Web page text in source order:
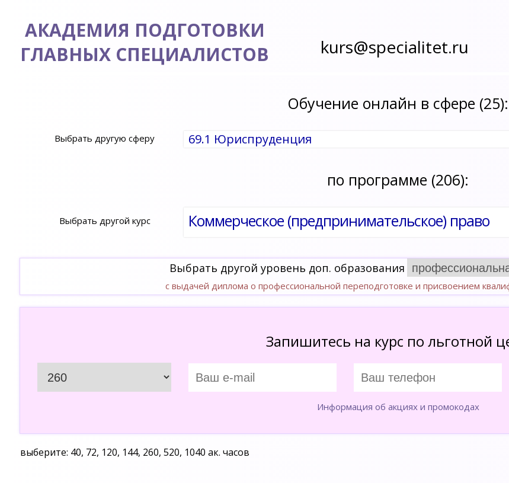
АКАДЕМИЯ ПОДГОТОВКИ
ГЛАВНЫХ СПЕЦИАЛИСТОВ
kurs@specialitet.ru
Обучение онлайн в сфере (25):
Выбрать другую сферу 69.1 Юриспруденция
по программе (206):
Выбрать другой курс Коммерческое (предпринимательское) право
Выбрать другой уровень доп. образования
с выдачей диплома о профессиональной переподготовке и присвоением
Запишитесь на курс по льготной
Информация об акциях и промокодах
выберите: 40, 72, 120, 144, 260, 520, 1040 ак. часов